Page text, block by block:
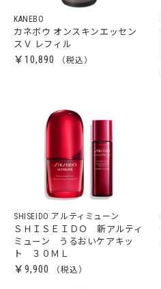
KANEBO
カネボウ オンスキンエッセン
スＶ レフィル
￥10,890
SHISEIDO アルティミューン
ＳＨＩＳＥＩＤＯ 新アルティ
ミューン うるおいケアキッ
ト ３０ＭＬ
￥9,900